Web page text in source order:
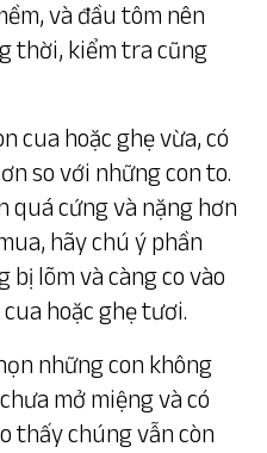
và đầu tôm nên
thời, kiểm tra cũng
cua hoặc ghẹ vừa, có
so với những con to.
quá cứng và nặng hơn
hãy chú ý phần
bị lõm và càng co vào
hoặc ghẹ tươi.
những con không
mở miệng và có
thấy chúng vẫn còn